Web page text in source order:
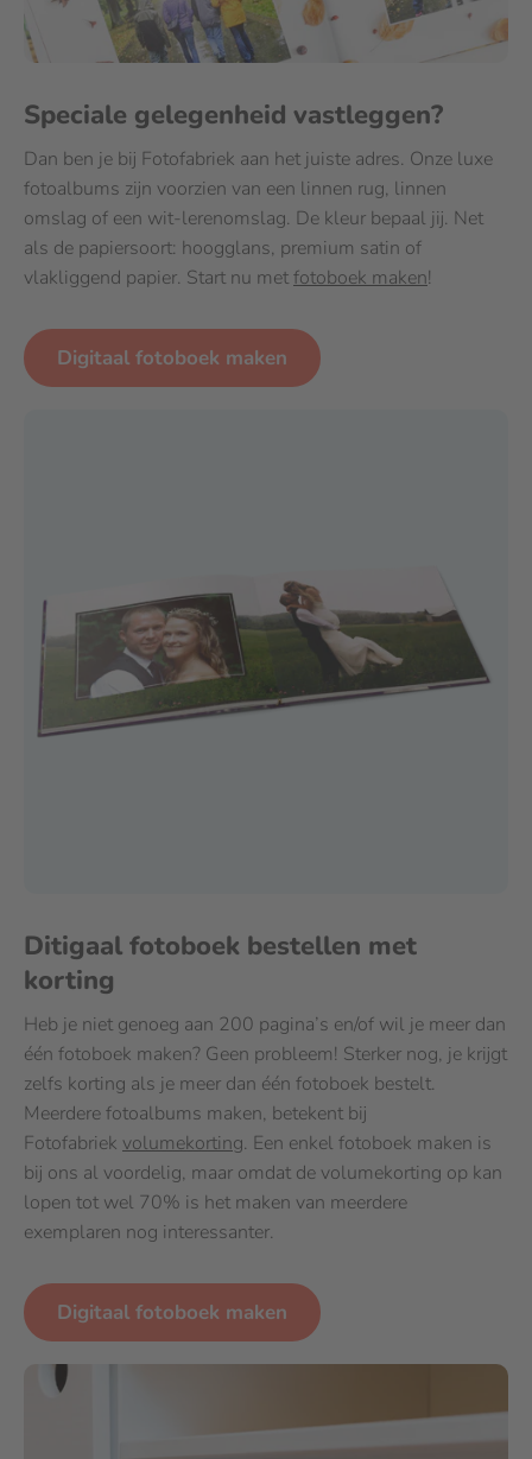
Speciale gelegenheid vastleggen?
Dan ben je bij Fotofabriek aan het juiste adres. Onze luxe
fotoalbums zijn voorzien van een linnen rug, linnen
omslag of een wit-lerenomslag. De kleur bepaal jij. Net
als de papiersoort: hoogglans, premium satin of
vlakliggend papier. Start nu metfotoboek maken!
Digitaal fotoboek maken
Ditigaal fotoboek bestellen met
korting
Heb je niet genoeg aan 200 pagina’s en/of wil je meer dan
één fotoboek maken? Geen probleem! Sterker nog, je krijgt
zelfs korting als je meer dan één fotoboek bestelt.
Meerdere fotoalbums maken, betekent bij
Fotofabriek volumekorting. Een enkel fotoboek maken is
bij ons al voordelig, maar omdat de volumekorting op kan
lopen tot wel 70% is het maken van meerdere
exemplaren nog interessanter.
Digitaal fotoboek maken